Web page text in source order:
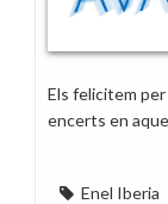
Els felicitem
encerts en
Enel Iberia